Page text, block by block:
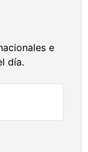
e
día.